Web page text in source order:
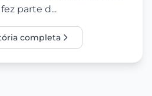
parte d...
completa